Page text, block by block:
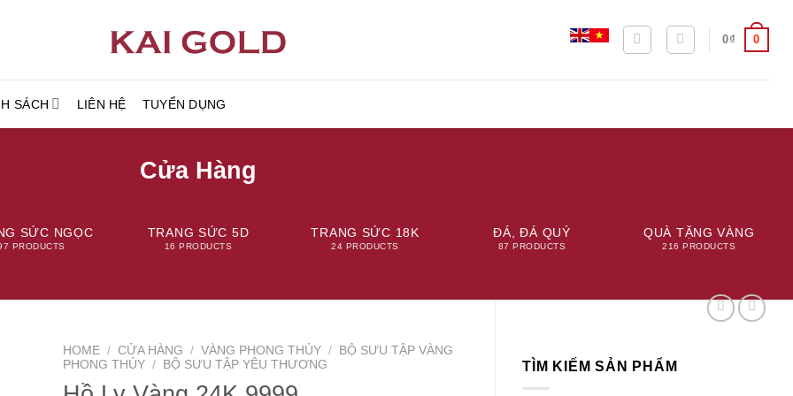
0₫ 0
SÁCH LIÊN HỆ TUYỂN DỤNG
Cửa Hàng
SỨC NGỌC
PRODUCTS
TRANG SỨC 5D
16 PRODUCTS
TRANG SỨC 18K
24 PRODUCTS
ĐÁ, ĐÁ QUÝ
87 PRODUCTS
QUÀ TẶNG VÀNG
216 PRODUCTS
TÌM KIẾM SẢN PHẨM
HOME / CỬA HÀNG / VÀNG PHONG THỦY /
BỘ SƯU TẬP VÀNG
PHONG THỦY / BỘ SƯU TẬP YÊU THƯƠNG